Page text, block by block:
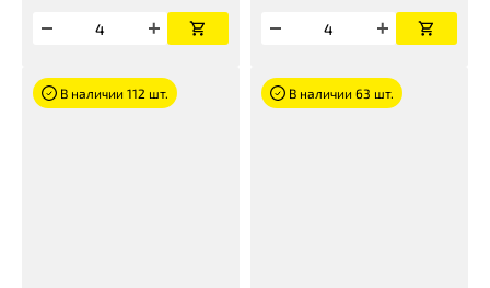
В наличии 112 шт. В наличии 63 шт.